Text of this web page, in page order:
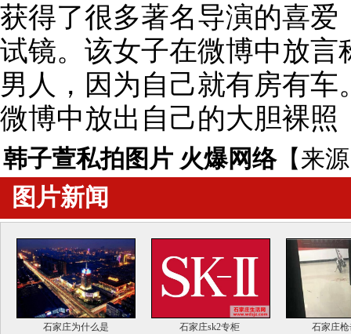
获得了很多著名导演的喜
试镜。该女子在微博中放
男人，因为自己就有房有
微博中放出自己的大胆裸照
韩子萱私拍图片 火爆网络【来
图片新闻
石家庄为什么是 石家庄sk2专柜 石家庄